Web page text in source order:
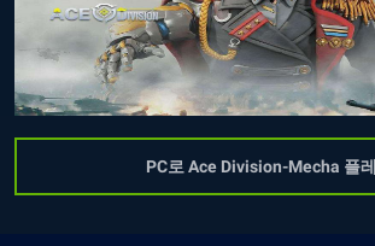
PC로 Ace Division-Mecha 플